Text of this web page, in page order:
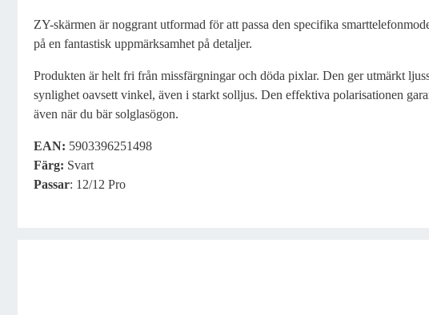
ZY-skärmen är noggrant utformad för att passa den specifika
på en fantastisk uppmärksamhet på detaljer.
Produkten är helt fri från missfärgningar och döda pixlar. Den ger utmärkt
synlighet oavsett vinkel, även i starkt solljus. Den effektiva polarisationen
även när du bär solglasögon.
EAN: 5903396251498
Färg: Svart
Passar: 12/12 Pro